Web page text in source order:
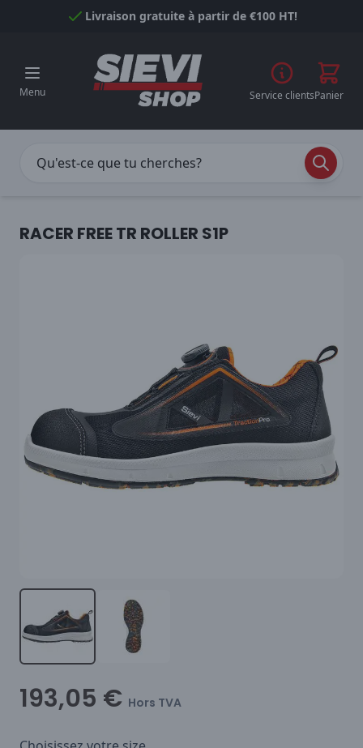
Passer au contenuLivraison gratuite à partir de €100 HT!
Menu Service clientsPanier
RACER FREE TR ROLLER S1P
193,05 € Hors TVA